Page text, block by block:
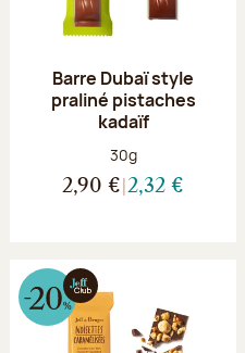
Barre Dubaï style
praliné pistaches
kadaïf
Poids net :
30g
2,90 € 2,32 €